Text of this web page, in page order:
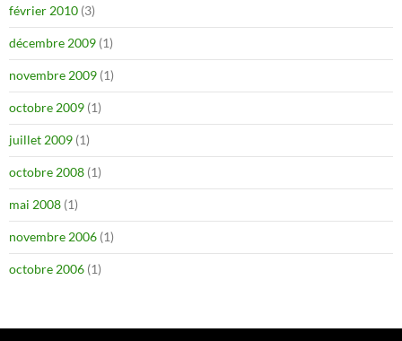
février 2010 (3)
décembre 2009 (1)
novembre 2009 (1)
octobre 2009 (1)
juillet 2009 (1)
octobre 2008 (1)
mai 2008 (1)
novembre 2006 (1)
octobre 2006 (1)